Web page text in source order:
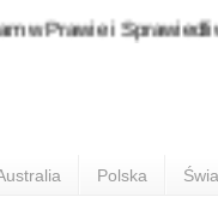
i
Polska